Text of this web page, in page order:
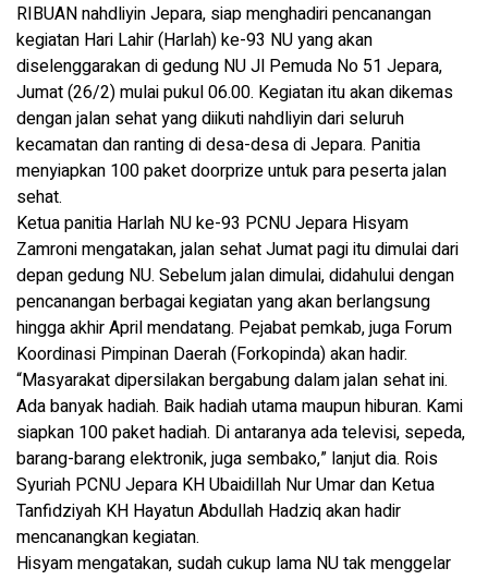
RIBUAN nahdliyin Jepara, siap menghadiri pencanangan
kegiatan Hari Lahir (Harlah) ke-93 NU yang akan
diselenggarakan di gedung NU Jl Pemuda No 51 Jepara,
Jumat (26/2) mulai pukul 06.00. Kegiatan itu akan dikemas
dengan jalan sehat yang diikuti nahdliyin dari seluruh
kecamatan dan ranting di desa-desa di Jepara. Panitia
menyiapkan 100 paket doorprize untuk para peserta jalan
sehat.
Ketua panitia Harlah NU ke-93 PCNU Jepara Hisyam
Zamroni mengatakan, jalan sehat Jumat pagi itu dimulai dari
depan gedung NU. Sebelum jalan dimulai, didahului dengan
pencanangan berbagai kegiatan yang akan berlangsung
hingga akhir April mendatang. Pejabat pemkab, juga Forum
Koordinasi Pimpinan Daerah (Forkopinda) akan hadir.
“Masyarakat dipersilakan bergabung dalam jalan sehat ini.
Ada banyak hadiah. Baik hadiah utama maupun hiburan. Kami
siapkan 100 paket hadiah. Di antaranya ada televisi, sepeda,
barang-barang elektronik, juga sembako,” lanjut dia. Rois
Syuriah PCNU Jepara KH Ubaidillah Nur Umar dan Ketua
Tanfidziyah KH Hayatun Abdullah Hadziq akan hadir
mencanangkan kegiatan.
Hisyam mengatakan, sudah cukup lama NU tak menggelar